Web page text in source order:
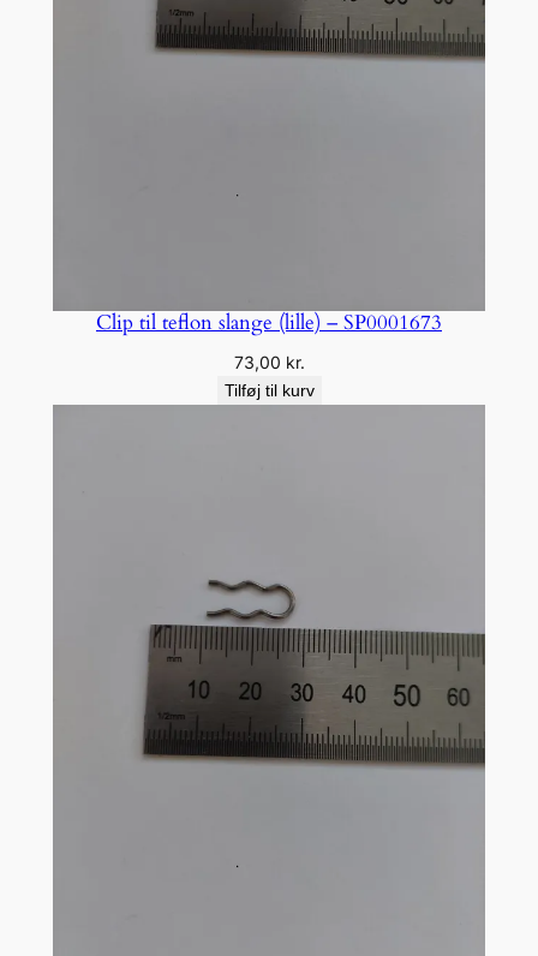
Clip til teflon slange (lille) – SP0001673
73,00 kr.
Tilføj til kurv